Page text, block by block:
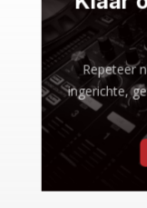
Repeteer
ingerichte,